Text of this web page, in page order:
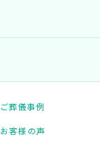
ご葬儀事例
お客様の声